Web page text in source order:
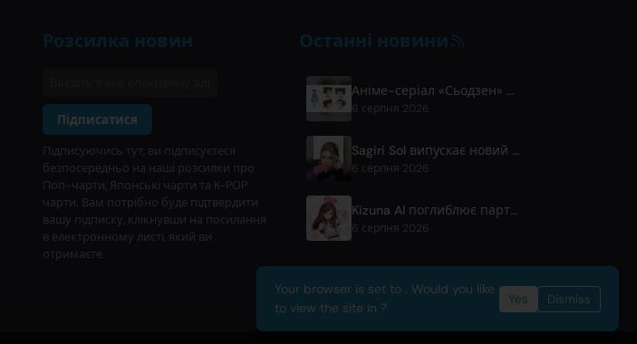
Розсилка новин
Підписатися
Підписуючись тут, ви підписуєтеся
безпосередньо на наші розсилки про
Поп-чарти, Японські чарти та K-POP
чарти. Вам потрібно буде підтвердити
вашу підписку, клікнувши на посилання
в електронному листі, який ви
отримаєте.
Останні новини
Аніме-серіал «Сьодзен» вийде в квітні 2027 року на Fuji TV
6 серпня 2026
Sagiri Sol випускає новий сингл 'next to your love' після перерви
6 серпня 2026
Kizuna AI поглиблює партнерство з Asobisystem напередодні свого 10-го ювілейного світового туру
6 серпня 2026
Your browser is set to . Would you like
to view the site in ?
Yes Dismiss